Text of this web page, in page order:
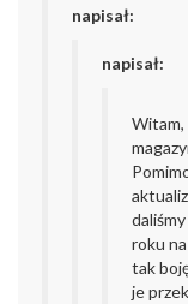
napisał:
napisał:
Witam,
roku
tak
je